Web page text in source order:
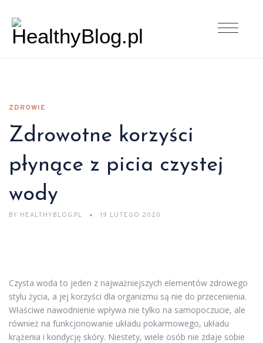
ZDROWIE
Zdrowotne korzyści
płynące z picia czystej
wody
BY HEALTHYBLOG.PL 19 LUTEGO 2020
Czysta woda to jeden z najważniejszych elementów zdrowego
stylu życia, a jej korzyści dla organizmu są nie do przecenienia.
Właściwe nawodnienie wpływa nie tylko na samopoczucie, ale
również na funkcjonowanie układu pokarmowego, układu
krążenia i kondycję skóry. Niestety, wiele osób nie zdaje sobie